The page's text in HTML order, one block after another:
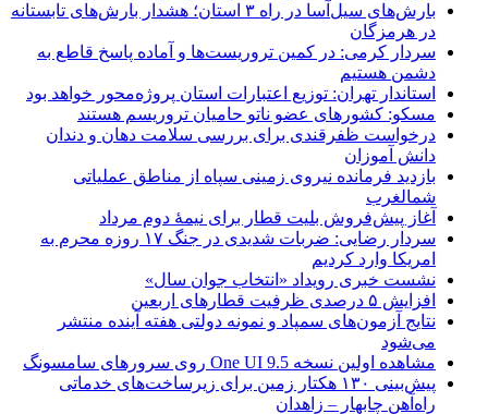
بارش‌های سیل‌آسا در راه ۳ استان؛ هشدار بارش‌های تابستانه
در هرمزگان
سردار کرمی: در کمین تروریست‌ها و آماده پاسخ قاطع به
دشمن هستیم
استاندار تهران: توزیع اعتبارات استان پروژه‌محور خواهد بود
مسکو: کشورهای عضو ناتو حامیان تروریسم هستند
درخواست ظفرقندی برای بررسی سلامت دهان و دندان
دانش آموزان
بازدید فرمانده نیروی زمینی سپاه از مناطق عملیاتی
شمالغرب
آغاز پیش‌فروش بلیت قطار برای نیمۀ دوم مرداد
سردار رضایی: ضربات شدیدی در جنگ ۱۷ روزه محرم به
امریکا وارد کردیم
نشست خبری رویداد «انتخاب جوان سال»
افزایش ۵ درصدی ظرفیت قطارهای اربعین
نتایج آزمون‌های سمپاد و نمونه دولتی هفته آینده منتشر
می‌شود
مشاهده اولین نسخه One UI 9.5 روی سرورهای سامسونگ
پیش‌بینی ۱۳۰ هکتار زمین برای زیرساخت‌های خدماتی
راه‌آهن چابهار – زاهدان